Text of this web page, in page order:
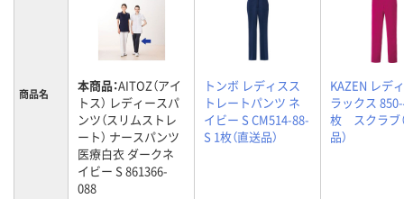
商品名 本商品：AITOZ（アイ
トス） レディースパ
ンツ（スリムストレ
ート） ナースパンツ
医療白衣 ダークネ
イビー S 861366-
088
トンボ レディスス
トレートパンツ ネ
イビー S CM514-88-
S 1枚（直送品）
KAZEN レデ
ラックス
枚 スクラブ
品）